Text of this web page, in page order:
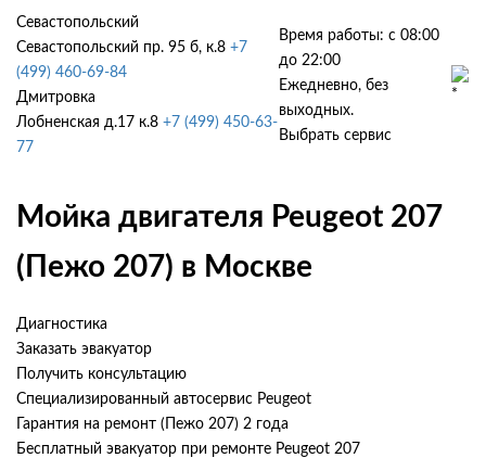
Севастопольский
Севастопольский пр. 95 б, к.8 +7
(499) 460-69-84
Дмитровка
Лобненская д.17 к.8 +7 (499) 450-63-
77
Время работы: с 08:00
до 22:00
Ежедневно, без
выходных.
Выбрать сервис
Мойка двигателя Peugeot 207
(Пежо 207) в Москве
Диагностика
Заказать эвакуатор
Получить консультацию
Специализированный автосервис Peugeot
Гарантия на ремонт (Пежо 207) 2 года
Бесплатный эвакуатор при ремонте Peugeot 207